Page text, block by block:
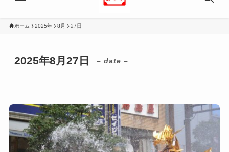
ホーム 2025年 8月 27日
2025年8月27日 – date –